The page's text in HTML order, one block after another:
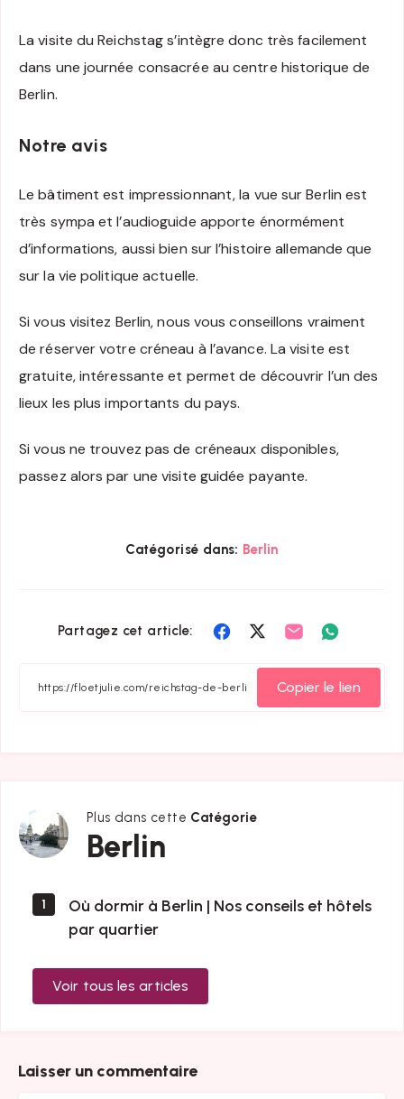
La visite du Reichstag s’intègre donc très facilement
dans une journée consacrée au centre historique de
Berlin.
Notre avis
Le bâtiment est impressionnant, la vue sur Berlin est
très sympa et l’audioguide apporte énormément
d’informations, aussi bien sur l’histoire allemande que
sur la vie politique actuelle.
Si vous visitez Berlin, nous vous conseillons vraiment
de réserver votre créneau à l’avance. La visite est
gratuite, intéressante et permet de découvrir l’un des
lieux les plus importants du pays.
Si vous ne trouvez pas de créneaux disponibles,
passez alors par une visite guidée payante.
Catégorisé dans: Berlin
Partagez cet article:
Partager
Facebook
Partager
Twitter
Partager
Email Whatsapp
Copier le lien
Plus dans cette Catégorie
Berlin
Berlin
1
Où dormir à Berlin | Nos conseils et hôtels
par quartier
Voir tous les articles
Laisser un commentaire